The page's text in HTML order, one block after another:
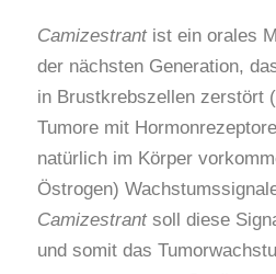
Camizestrant ist ein orales
der nächsten Generation,
in Brustkrebszellen zerstört
Tumore mit
natürlich im Körper
Östrogen)
Camizestrant soll diese
und somit das